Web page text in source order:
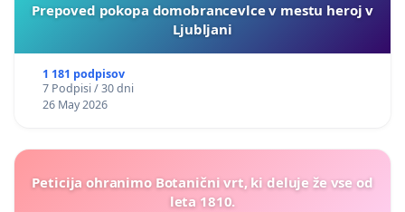
Prepoved pokopa domobrancevlce v mestu heroj v
Ljubljani
1 181 podpisov
7 Podpisi / 30 dni
26 May 2026
Peticija ohranimo Botanični vrt, ki deluje že vse od
leta 1810.